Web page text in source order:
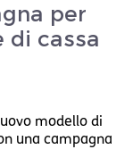
per
di cassa
modello di
una campagna